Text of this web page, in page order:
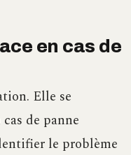
en cas de
Elle se
de panne
le problème